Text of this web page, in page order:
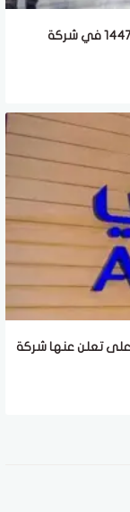
وظائف موسمية لخدمة ضيوف الرحمن خلال حج 1447 في شركة
فأعلى تعلن عنها شركة